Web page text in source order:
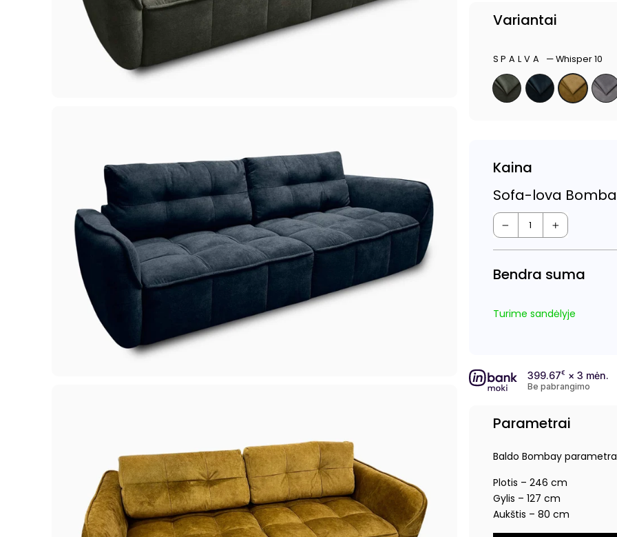
Variantai
SPALVA —Whisper 10
Kaina
Sofa-lova
− +
Bendra suma
Turime sandėlyje
399.67€ × 3 mėn.
Be pabrangimo
Parametrai
Baldo Bombay
Plotis – 246 cm
Gylis – 127 cm
Aukštis – 80 cm